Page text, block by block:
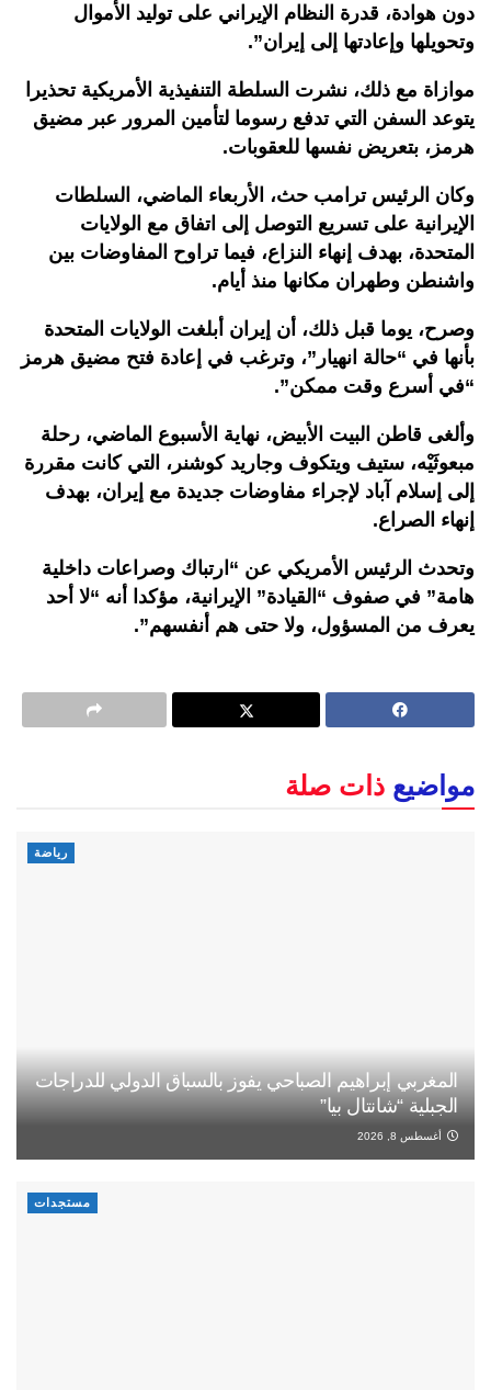
دون هوادة، قدرة النظام الإيراني على توليد الأموال
وتحويلها وإعادتها إلى إيران”.
موازاة مع ذلك، نشرت السلطة التنفيذية الأمريكية تحذيرا
يتوعد السفن التي تدفع رسوما لتأمين المرور عبر مضيق
هرمز، بتعريض نفسها للعقوبات.
وكان الرئيس ترامب حث، الأربعاء الماضي، السلطات
الإيرانية على تسريع التوصل إلى اتفاق مع الولايات
المتحدة، بهدف إنهاء النزاع، فيما تراوح المفاوضات بين
واشنطن وطهران مكانها منذ أيام.
وصرح، يوما قبل ذلك، أن إيران أبلغت الولايات المتحدة
بأنها في “حالة انهيار”، وترغب في إعادة فتح مضيق هرمز
“في أسرع وقت ممكن”.
وألغى قاطن البيت الأبيض، نهاية الأسبوع الماضي، رحلة
مبعوثَيْه، ستيف ويتكوف وجاريد كوشنر، التي كانت مقررة
إلى إسلام آباد لإجراء مفاوضات جديدة مع إيران، بهدف
إنهاء الصراع.
وتحدث الرئيس الأمريكي عن “ارتباك وصراعات داخلية
هامة” في صفوف “القيادة” الإيرانية، مؤكدا أنه “لا أحد
يعرف من المسؤول، ولا حتى هم أنفسهم”.
مواضيع ذات صلة
رياضة
المغربي إبراهيم الصباحي يفوز بالسباق الدولي للدراجات
الجبلية “شانتال بيا”
أغسطس 8, 2026
مستجدات